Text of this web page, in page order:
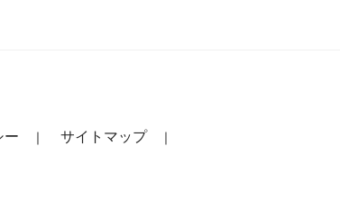
ー サイトマップ